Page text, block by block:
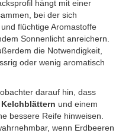
hängt mit einer
bei der sich
flüchtige Aromastoffe
Sonnenlicht anreichern.
die Notwendigkeit,
oder wenig aromatisch
darauf hin, dass
und einem
bessere Reife hinweisen.
wenn Erdbeeren